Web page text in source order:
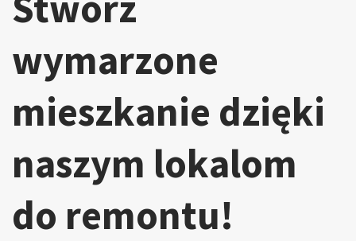
wymarzone
mieszkanie dzięki
naszym lokalom
do remontu!